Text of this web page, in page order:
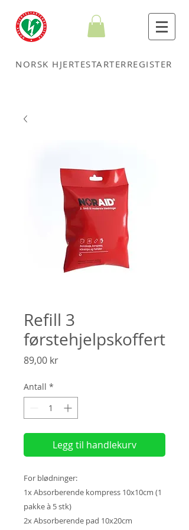
NORSK HJERTESTARTERREGISTER
Refill 3
førstehjelpskoffert
89,00 krPris
Antall *
Legg til handlekurv
For blødninger:
1x Absorberende kompress 10x10cm (1
pakke à 5 stk)
2x Absorberende pad 10x20cm